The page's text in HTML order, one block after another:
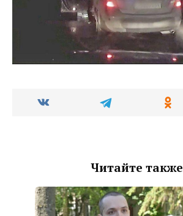
Читайте также